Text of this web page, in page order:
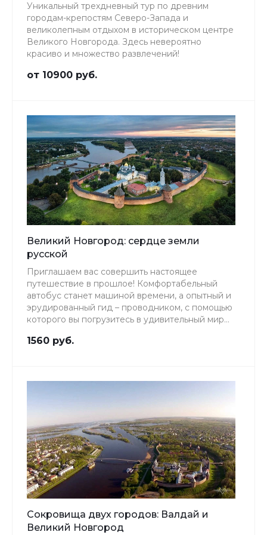
Уникальный трехдневный тур по древним
городам-крепостям Северо-Запада и
великолепным отдыхом в историческом центре
Великого Новгорода. Здесь невероятно
красиво и множество развлечений!
от 10900 руб.
Великий Новгород: сердце земли
русской
Приглашаем вас совершить настоящее
путешествие в прошлое! Комфортабельный
автобус станет машиной времени, а опытный и
эрудированный гид – проводником, с помощью
которого вы погрузитесь в удивительный мир
прихода Рюрика с братьями на Новгородскую
1560 руб.
Сокровища двух городов: Валдай и
Великий Новгород